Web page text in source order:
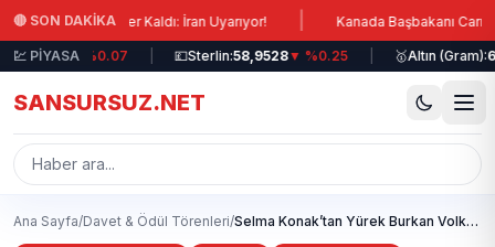
Ana içeriğe atla
🔴 SON DAKİKA
Saatler Kaldı: İran Uyarıyor! | Kanada Başbakanı Carney:
💹 PİYASA
▼ %0.07 | Sterlin:58,9528▼ %0.25 | Altın (Gram):
SANSURSUZ.NET
Ana Sayfa/Davet & Ödül Törenleri/ Selma Konak’tan Yürek Burkan Volkan Konak Anısı!